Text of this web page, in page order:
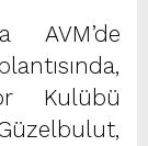
AVM’de
Kulübü